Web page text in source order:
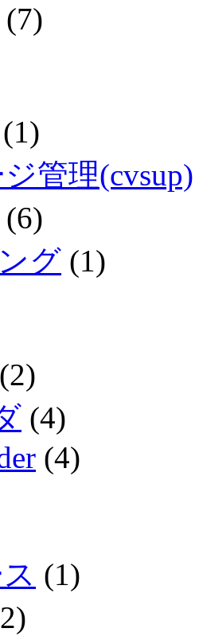
(7)
(1)
管理(cvsup)
(6)
グ (1)
(2)
(4)
(4)
(1)